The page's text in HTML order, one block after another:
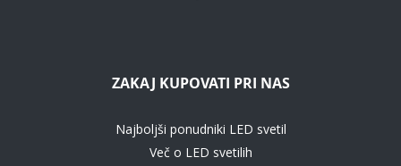
ZAKAJ KUPOVATI PRI NAS
Najboljši ponudniki LED svetil
Več o LED svetilih